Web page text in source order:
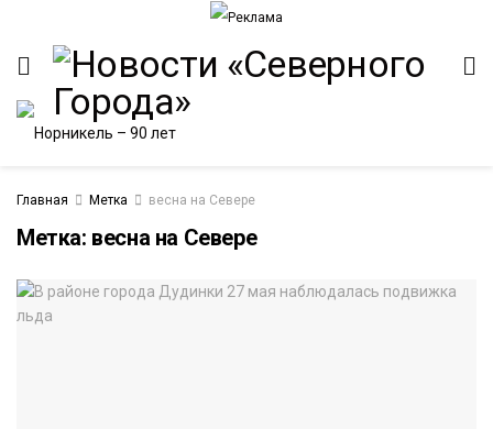
Главная Метка весна на Севере
Метка: весна на Севере